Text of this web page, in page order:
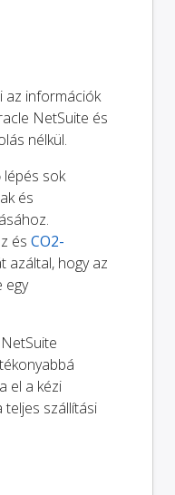
az információk
NetSuite és
nélkül.
lépés sok
és
és CO2-
azáltal, hogy az
egy
el a kézi
teljes szállítási